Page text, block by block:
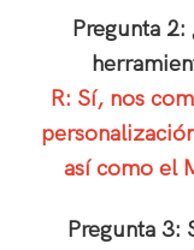
Pregunta
R: Sí, nos
así como el
Pregunta 3: